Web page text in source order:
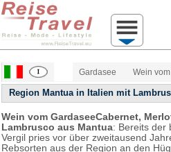
Gardasee Wein
Region Mantua in Italien mit
Wein vom GardaseeCabernet,
Lambrusco aus Mantua: Bereits der
Vergil pries vor über zweitausend
Rebsorten aus der Region an den